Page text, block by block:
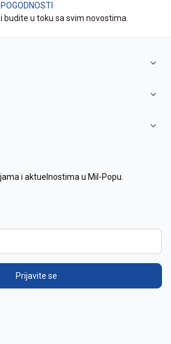
budite u toku sa svim novostima.
i aktuelnostima u Mil-Popu.
Prijavite se